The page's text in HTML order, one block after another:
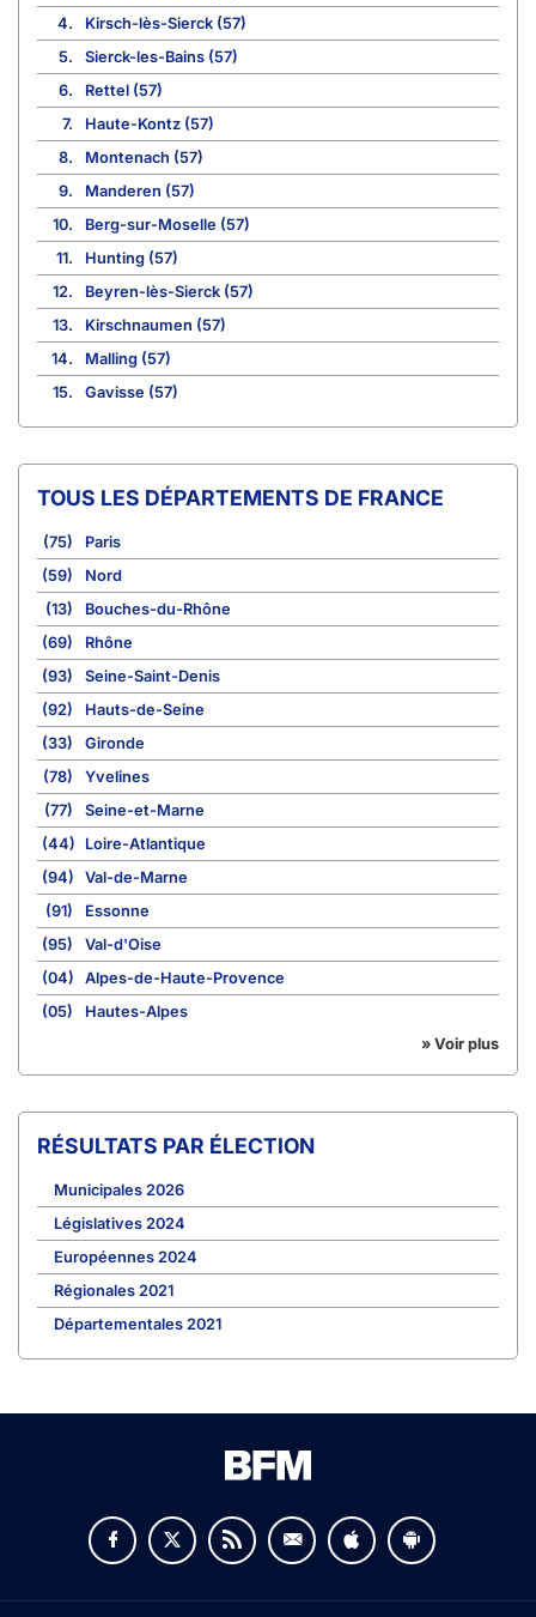
4.
Kirsch-lès-Sierck (57)
5.
Sierck-les-Bains (57)
6.
Rettel (57)
7.
Haute-Kontz (57)
8.
Montenach (57)
9.
Manderen (57)
10.
Berg-sur-Moselle (57)
11.
Hunting (57)
12.
Beyren-lès-Sierck (57)
13.
Kirschnaumen (57)
14.
Malling (57)
15.
Gavisse (57)
TOUS LES DÉPARTEMENTS DE FRANCE
(75)
Paris
(59)
Nord
(13)
Bouches-du-Rhône
(69)
Rhône
(93)
Seine-Saint-Denis
(92)
Hauts-de-Seine
(33)
Gironde
(78)
Yvelines
(77)
Seine-et-Marne
(44)
Loire-Atlantique
(94)
Val-de-Marne
(91)
Essonne
(95)
Val-d'Oise
(04)
Alpes-de-Haute-Provence
(05)
Hautes-Alpes
» Voir plus
RÉSULTATS PAR ÉLECTION
Municipales 2026
Législatives 2024
Européennes 2024
Régionales 2021
Départementales 2021